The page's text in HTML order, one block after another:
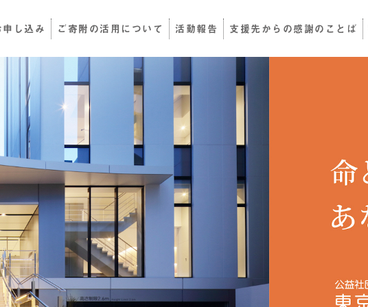
し込み ご寄附の活用について 活動報告 支援先からの感謝のことば